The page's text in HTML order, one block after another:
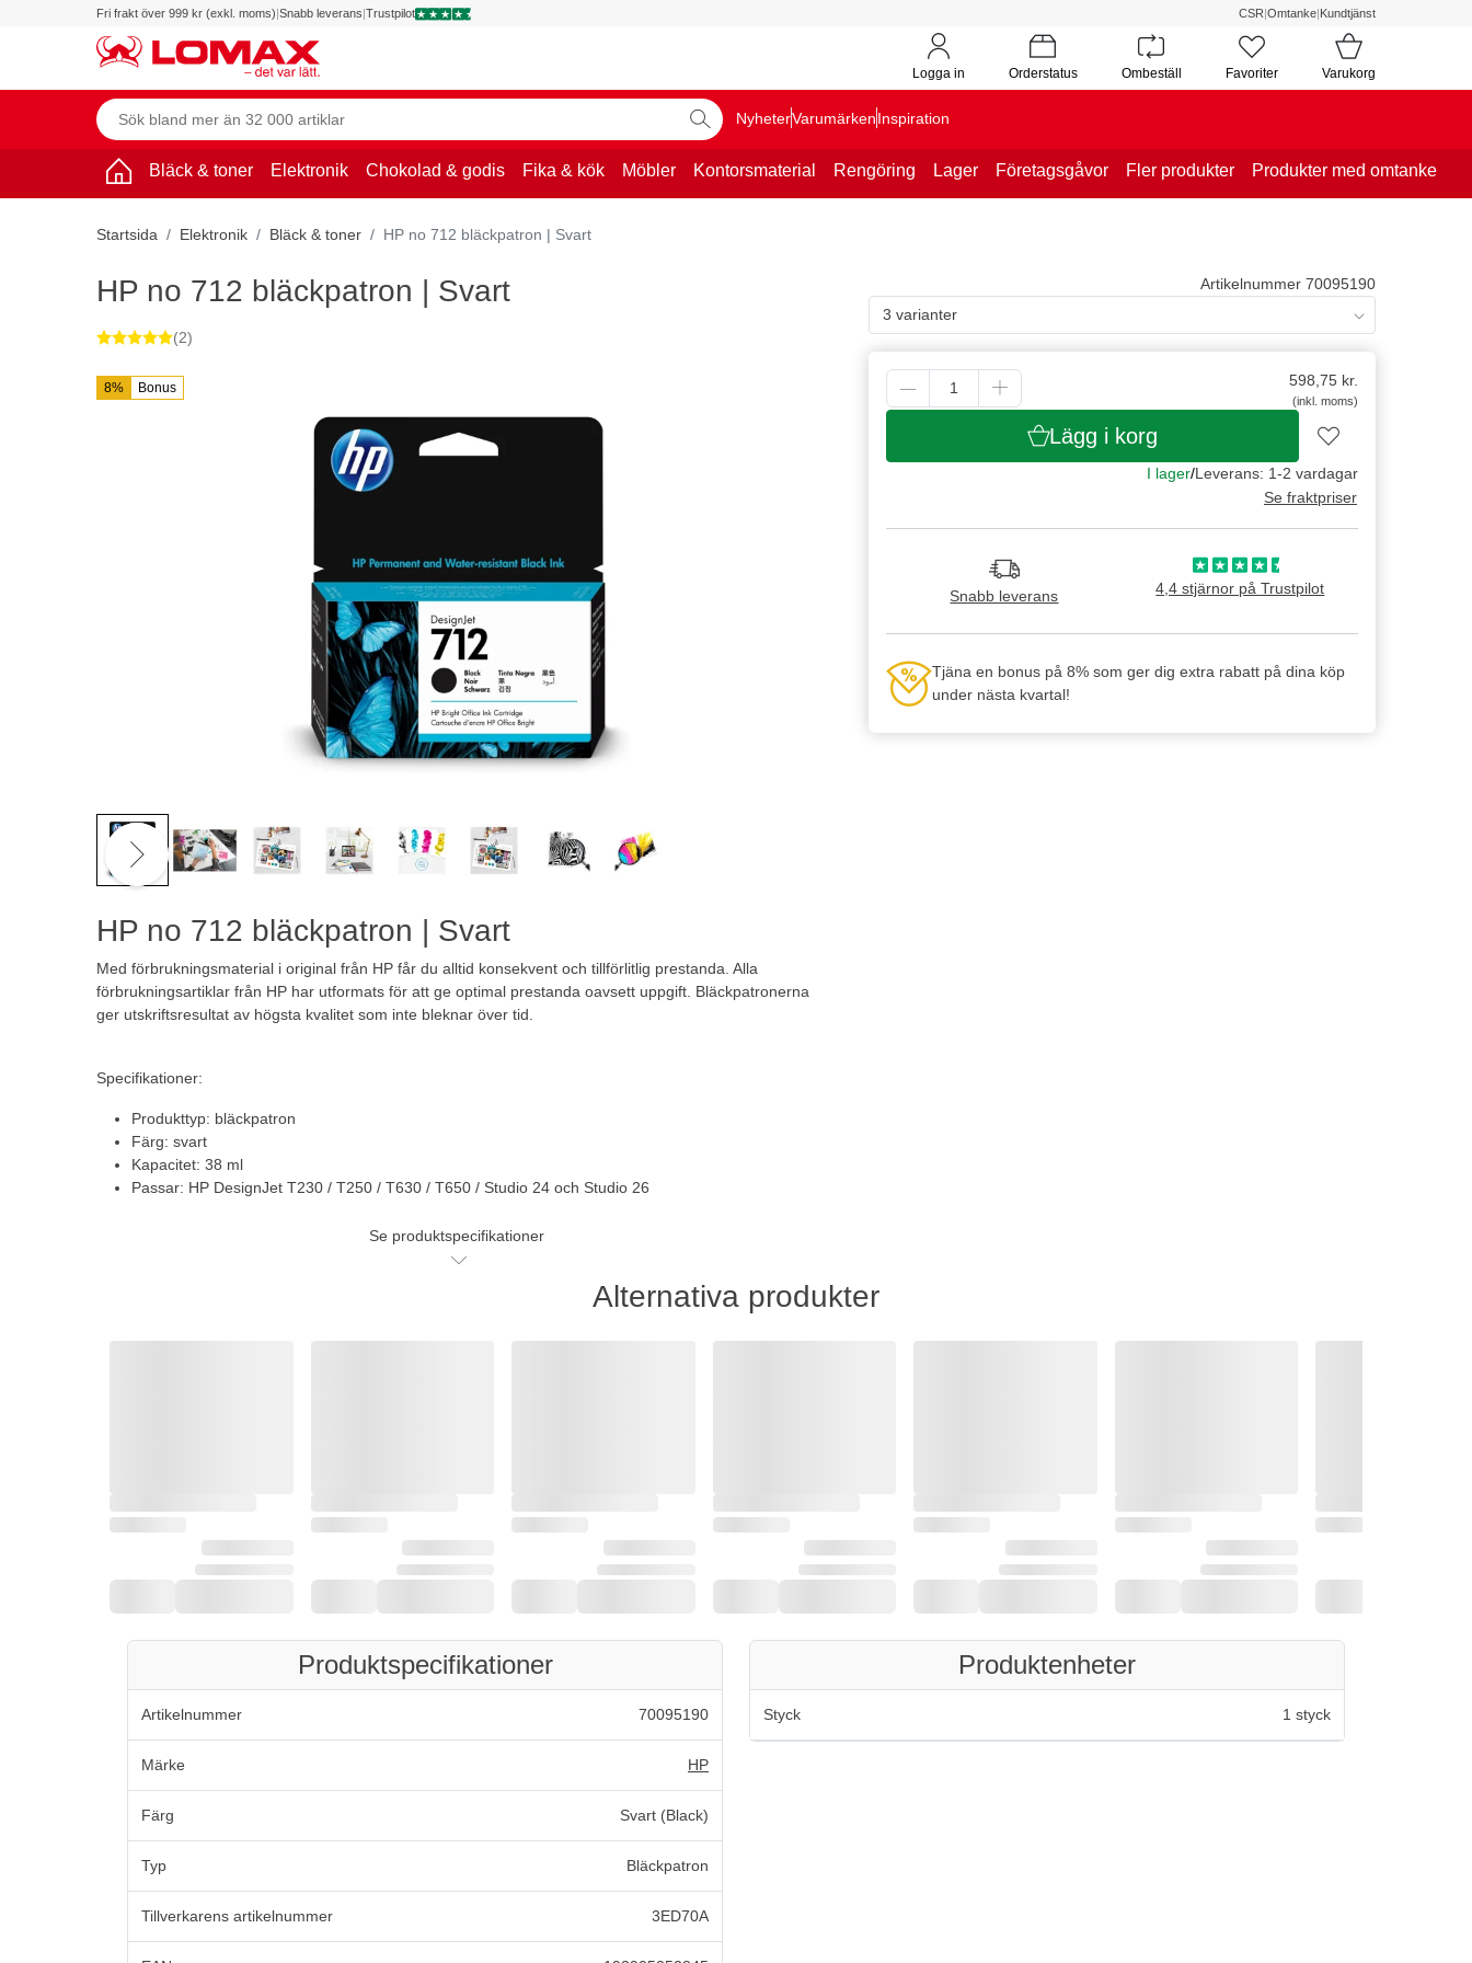
Fri frakt över 999 kr (exkl. moms)|Snabb leverans|Trustpilot CSR|Omtanke|Kundtjänst
Logga in Orderstatus Ombeställ Favoriter Varukorg
NyheterVarumärkenInspiration
Bläck & toner Elektronik Chokolad & godis Fika & kök Möbler Kontorsmaterial Rengöring Lager Företagsgåvor Fler produkter Produkter med omtanke
Startsida Elektronik Bläck & toner HP no 712 bläckpatron | Svart
8% Bonus
HP no 712 bläckpatron | Svart
Med förbrukningsmaterial i original från HP får du alltid konsekvent och tillförlitlig prestanda. Alla
förbrukningsartiklar från HP har utformats för att ge optimal prestanda oavsett uppgift. Bläckpatronerna
ger utskriftsresultat av högsta kvalitet som inte bleknar över tid.
Specifikationer:
Produkttyp: bläckpatron
Färg: svart
Kapacitet: 38 ml
Passar: HP DesignJet T230 / T250 / T630 / T650 / Studio 24 och Studio 26
Se produktspecifikationer
Artikelnummer 70095190
3 varianter
598,75kr.
(inkl. moms)
Lägg i korg
I lager/Leverans: 1-2 vardagar
Se fraktpriser
Snabb leverans 4,4 stjärnor på Trustpilot
Tjäna en bonus på 8% som ger dig extra rabatt på dina köp
under nästa kvartal!
HP no 712 bläckpatron | Svart
(2)
Alternativa produkter
Produktspecifikationer
Artikelnummer 70095190
Märke HP
Färg Svart (Black)
Typ Bläckpatron
Tillverkarens artikelnummer 3ED70A
Produktenheter
Styck 1 styck